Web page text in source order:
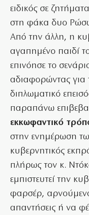
ειδικός σε
στη φάκα δυο
Από την άλλη, η
αγαπημένο παιδί
επινόησε το
αδιαφορώντας για
διπλωματικό
παραπάνω
εκκωφαντικό
στην ενημέρωση
κυβερνητικός
πλήρως τον κ.
εμπιστευτεί την
φαρσέρ,
απαντήσεις ή να